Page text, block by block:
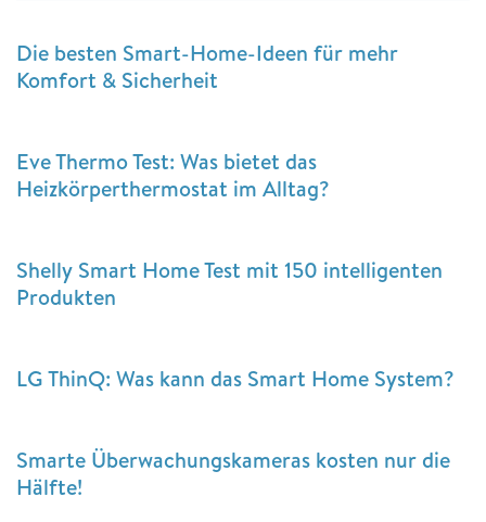
Die besten Smart-Home-Ideen für mehr
Komfort & Sicherheit
Eve Thermo Test: Was bietet das
Heizkörperthermostat im Alltag?
Shelly Smart Home Test mit 150 intelligenten
Produkten
LG ThinQ: Was kann das Smart Home System?
Smarte Überwachungskameras kosten nur die
Hälfte!